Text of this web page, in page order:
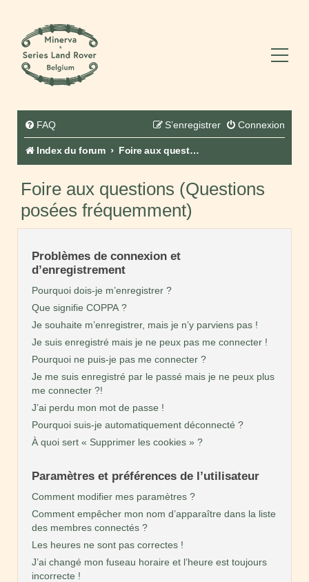
FAQ Connexion
S’enregistrer
Index du forum Foire aux questions (Questions posées fréquemment)
Foire aux questions (Questions
posées fréquemment)
Problèmes de connexion et
d’enregistrement
Pourquoi dois-je m’enregistrer ?
Que signifie COPPA ?
Je souhaite m’enregistrer, mais je n’y parviens pas !
Je suis enregistré mais je ne peux pas me connecter !
Pourquoi ne puis-je pas me connecter ?
Je me suis enregistré par le passé mais je ne peux plus
me connecter ?!
J’ai perdu mon mot de passe !
Pourquoi suis-je automatiquement déconnecté ?
À quoi sert « Supprimer les cookies » ?
Paramètres et préférences de l’utilisateur
Comment modifier mes paramètres ?
Comment empêcher mon nom d’apparaître dans la liste
des membres connectés ?
Les heures ne sont pas correctes !
J’ai changé mon fuseau horaire et l’heure est toujours
incorrecte !